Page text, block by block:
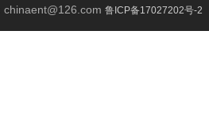
chinaent@126.com 鲁ICP备17027202号-2